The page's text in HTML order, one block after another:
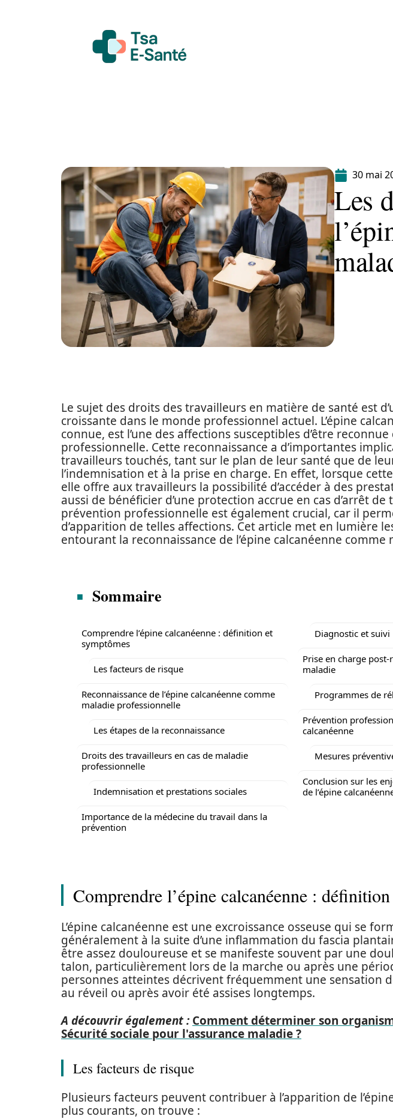
30 mai
Les
Le sujet des droits des travailleurs en matière de santé est
croissante dans le monde professionnel actuel. L’épine
connue, est l’une des affections susceptibles d’être
professionnelle. Cette reconnaissance a d’importantes
travailleurs touchés, tant sur le plan de leur santé que de
l’indemnisation et à la prise en charge. En effet, lorsque
elle offre aux travailleurs la possibilité d’accéder à des
aussi de bénéficier d’une protection accrue en cas d’arrêt de
prévention professionnelle est également crucial, car il
d’apparition de telles affections. Cet article met en lumière
entourant la reconnaissance de l’épine calcanéenne
Sommaire
Comprendre l’épine calcanéenne : définition et
symptômes
Les facteurs de risque
Reconnaissance de l’épine calcanéenne comme
maladie professionnelle
Les étapes de la reconnaissance
Droits des travailleurs en cas de maladie
professionnelle
Indemnisation et prestations sociales
Importance de la médecine du travail dans la
prévention
Diagnostic et suivi
Prise en charge
maladie
Programmes de
Prévention
calcanéenne
Mesures
Conclusion sur les
de l’épine
Comprendre l’épine calcanéenne :
L’épine calcanéenne est une excroissance osseuse qui se
généralement à la suite d’une inflammation du fascia
être assez douloureuse et se manifeste souvent par une
talon, particulièrement lors de la marche ou après une
personnes atteintes décrivent fréquemment une sensation
au réveil ou après avoir été assises longtemps.
A découvrir également : Comment déterminer son
Sécurité sociale pour l'assurance maladie ?
Les facteurs de risque
Plusieurs facteurs peuvent contribuer à l’apparition de
plus courants, on trouve :